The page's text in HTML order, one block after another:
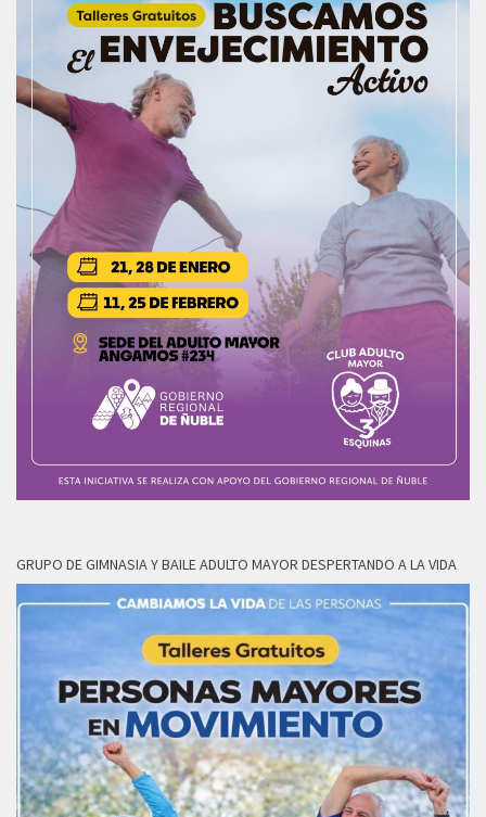
GRUPO DE GIMNASIA Y BAILE ADULTO MAYOR DESPERTANDO A LA VIDA